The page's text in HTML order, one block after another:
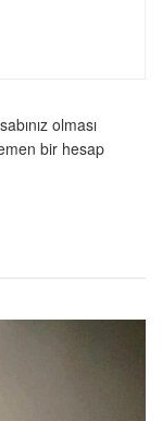
olması
bir hesap